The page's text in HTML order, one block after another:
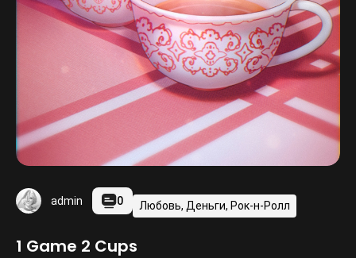
admin 0 Любовь, Деньги, Рок-н-Ролл
1 Game 2 Cups